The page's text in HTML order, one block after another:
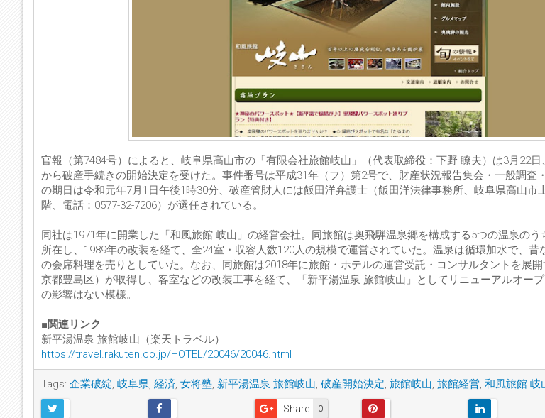
官報（第7484号）によると、岐阜県高山市の「有限会社旅館岐山」（代表取締役：下野 瞭夫）は3月22
から破産手続きの開始決定を受けた。事件番号は平成31年（フ）第2号で、財産状況報告集会・一般調査
の期日は令和元年7月1日午後1時30分、破産管財人には飯田洋弁護士（飯田洋法律事務所、岐阜県高山市
階、電話：0577-32-7206）が選任されている。
同社は1971年に開業した「和風旅館 岐山」の経営会社。同旅館は奥飛騨温泉郷を構成する5つの温泉の
所在し、1989年の改装を経て、全24室・収容人数120人の規模で運営されていた。温泉は循環加水で、昔
の会席料理を売りとしていた。なお、同旅館は2018年に旅館・ホテルの運営受託・コンサルタントを展
京都豊島区）が取得し、客室などの改装工事を経て、「新平湯温泉 旅館岐山」としてリニューアルオー
の影響はない模様。
■関連リンク
新平湯温泉 旅館岐山（楽天トラベル）
https://travel.rakuten.co.jp/HOTEL/20046/20046.html
Tags: 企業破綻, 岐阜県, 経済, 女将塾, 新平湯温泉 旅館岐山, 破産開始決定, 旅館岐山, 旅館経営, 和風旅館 岐
0
Share